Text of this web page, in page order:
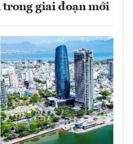
giai đoạn mới